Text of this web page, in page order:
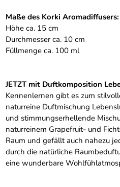
Maße des Korki Aromadiffusers:
Höhe ca. 15 cm
Durchmesser ca. 10 cm
Füllmenge ca. 100 ml
JETZT mit Duftkomposition
Kennenlernen gibt es zum
naturreine Duftmischung
und stimmungserhellende
naturreinem Grapefruit- und
Raum und gefällt auch nahezu
durch die natürliche
eine wunderbare